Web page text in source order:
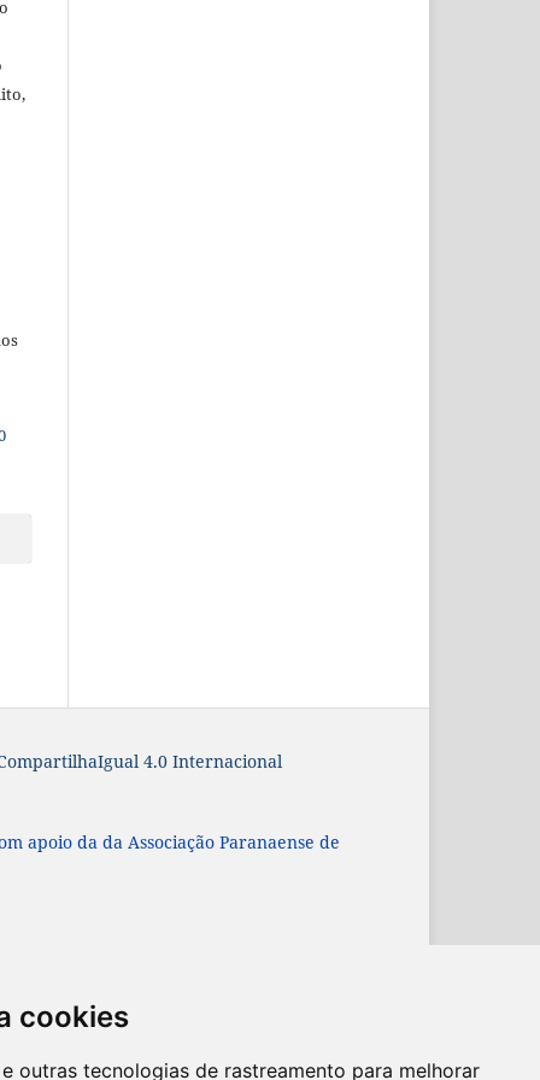
cookies
outras tecnologias de rastreamento para melhorar
4.0 Internacional
apoio da da Associação Paranaense de